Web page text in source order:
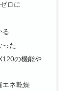
ロに
る
った
の機能や
エネ乾燥